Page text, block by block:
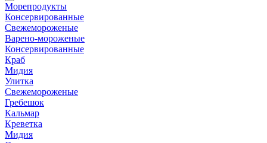
Морепродукты
Консервированные
Свежемороженые
Варено-мороженые
Консервированные
Краб
Мидия
Улитка
Свежемороженые
Гребешок
Кальмар
Креветка
Мидия